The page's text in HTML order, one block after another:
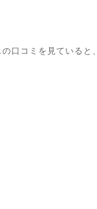
口コミを見ていると、